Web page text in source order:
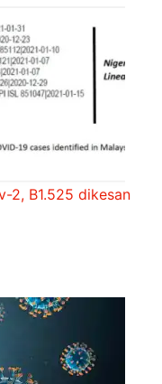
2, B1.525 dikesan